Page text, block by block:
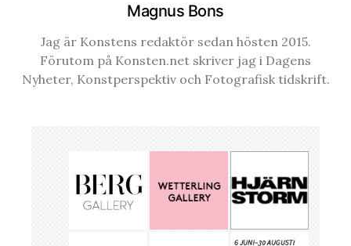
Magnus Bons
Jag är Konstens redaktör sedan hösten 2015.
Förutom på Konsten.net skriver jag i Dagens
Nyheter, Konstperspektiv och Fotografisk tidskrift.